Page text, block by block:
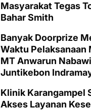
Masyarakat Tegas
Bahar Smith
Banyak Doorprize
Waktu Pelaksanaan
MT Anwarun
Juntikebon
Klinik Karangampel
Akses Layanan